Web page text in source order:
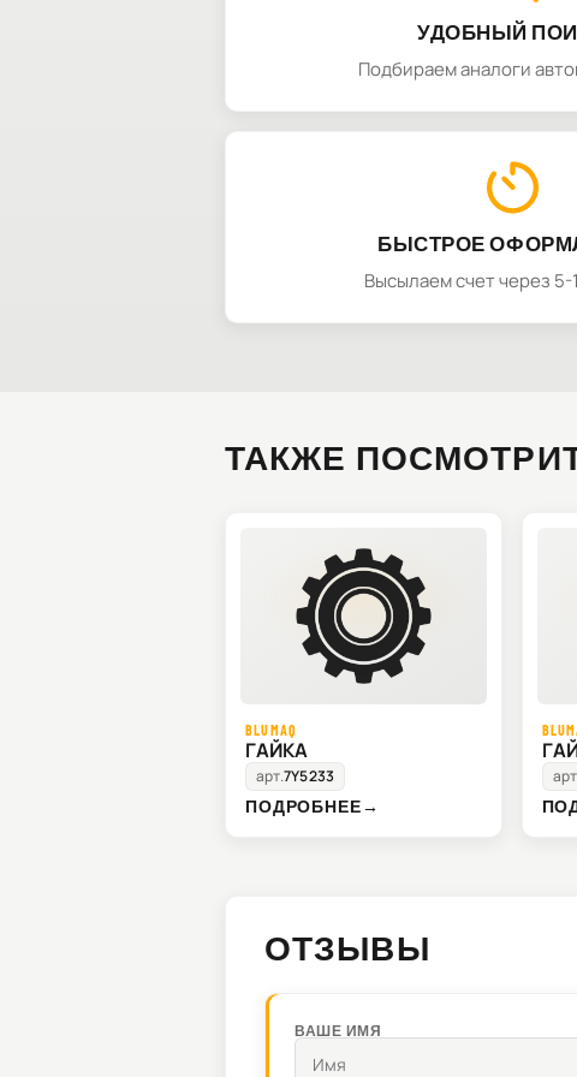
УДОБНЫЙ
Подбираем аналоги
БЫСТРОЕ
Высылаем счет через 5-
ТАКЖЕ
BLUMAQ
ГАЙКА
арт.7Y5233
ПОДРОБНЕЕ→
ОТЗЫВЫ
ВАШЕ ИМЯ